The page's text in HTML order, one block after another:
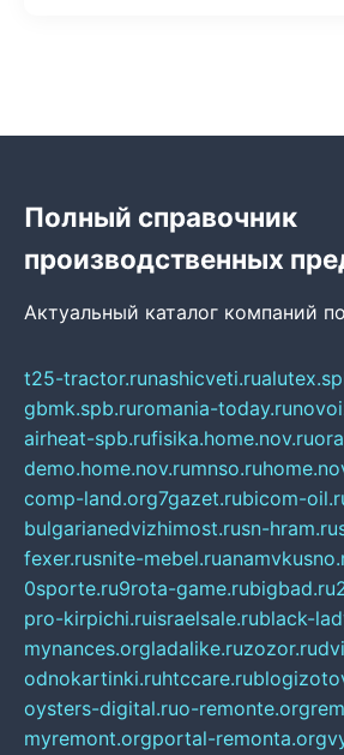
Полный справочник
производственных
Актуальный каталог компаний
t25-tractor.runashicveti.ru
gbmk.spb.ruromania-today.ru
airheat-spb.rufisika.home.nov.ru
demo.home.nov.rumnso.ru
comp-land.org7gazet.rubicom-
bulgarianedvizhimost.rusn-hram.ru
fexer.rusnite-mebel.ru
0sporte.ru9rota-game.rubigbad.ru
pro-kirpichi.ruisraelsale.rublack-
mynances.orgladalike.ruzozor.ru
odnokartinki.ruhtccare.ru
oysters-digital.ruo-remonte.org
myremont.orgportal-remonta.org